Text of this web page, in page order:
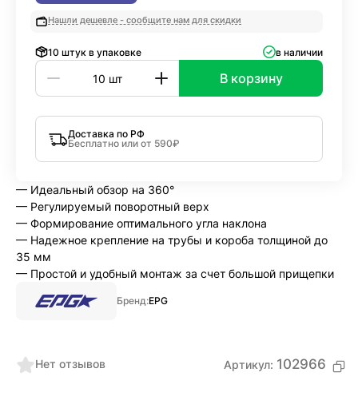
Нет отзывов Артикул: 102966
Нашли дешевле - сообщите нам для скидки
10 штук в упаковке в наличии
В корзину
Доставка по РФ
Бесплатно или от 590₽
— Идеальный обзор на 360°
— Регулируемый поворотный верх
— Формирование оптимального угла наклона
— Надежное крепление на трубы и короба толщиной до
35 мм
— Простой и удобный монтаж за счет большой прищепки
Бренд:EPG